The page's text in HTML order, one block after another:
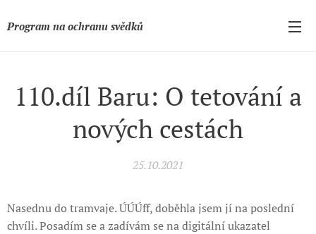
Program na ochranu svědků
110.díl Baru: O tetování a
nových cestách
25.10.2021
Nasednu do tramvaje. ÚÚÚff, doběhla jsem jí na poslední
chvíli. Posadím se a zadívám se na digitální ukazatel